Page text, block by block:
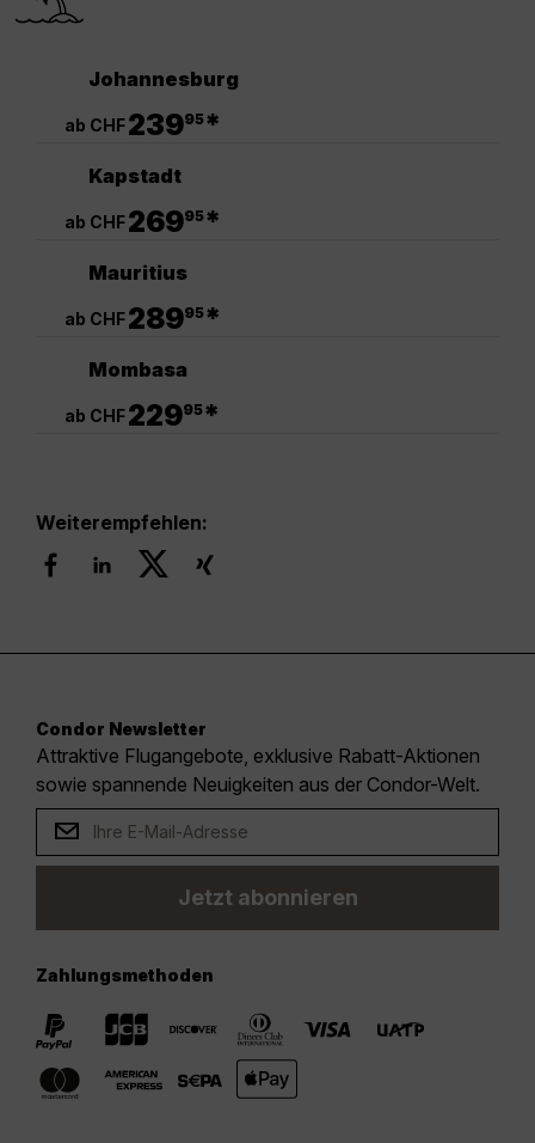
Johannesburg
ab CHF23995*
Kapstadt
ab CHF26995*
Mauritius
ab CHF28995*
Mombasa
ab CHF22995*
Weiterempfehlen:
Condor Newsletter
Attraktive Flugangebote, exklusive Rabatt-Aktionen
sowie spannende Neuigkeiten aus der Condor-Welt.
Jetzt abonnieren
Zahlungsmethoden